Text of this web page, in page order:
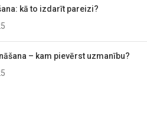
kā to izdarīt pareizi?
– kam pievērst uzmanību?